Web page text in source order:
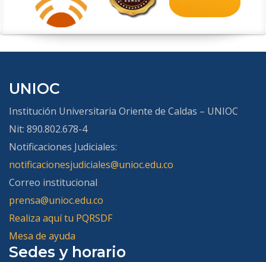
UNIOC
Institución Universitaria Oriente de Caldas – UNIOC
Nit: 890.802.678-4
Notificaciones Judiciales:
notificacionesjudiciales@unioc.edu.co
Correo institucional
prensa@unioc.edu.co
Realiza aquí tu PQRSDF
Mesa de ayuda
Sedes y horario